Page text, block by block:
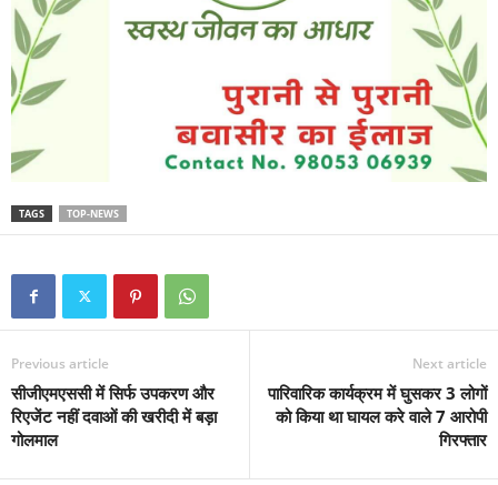
TAGS TOP-NEWS
Previous article
सीजीएमएससी में सिर्फ उपकरण और
रिएजेंट नहीं दवाओं की खरीदी में बड़ा
गोलमाल
Next article
पारिवारिक कार्यक्रम में घुसकर 3 लोगों
को किया था घायल करे वाले 7 आरोपी
गिरफ्तार